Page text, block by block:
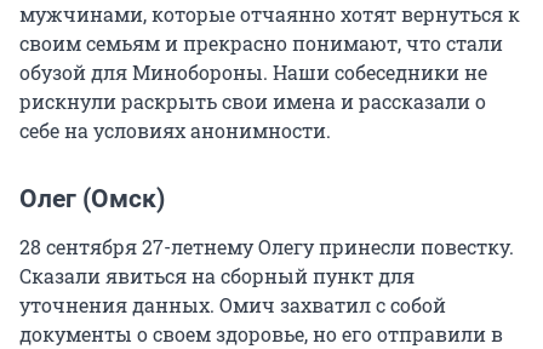
мужчинами, которые отчаянно хотят вернуться к
своим семьям и прекрасно понимают, что стали
обузой для Минобороны. Наши собеседники не
рискнули раскрыть свои имена и рассказали о
себе на условиях анонимности.
Олег (Омск)
28 сентября 27-летнему Олегу принесли повестку.
Сказали явиться на сборный пункт для
уточнения данных. Омич захватил с собой
документы о своем здоровье, но его отправили в